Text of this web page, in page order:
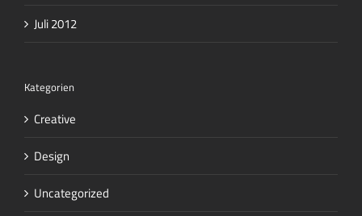
Juli 2012
Kategorien
Creative
Design
Uncategorized